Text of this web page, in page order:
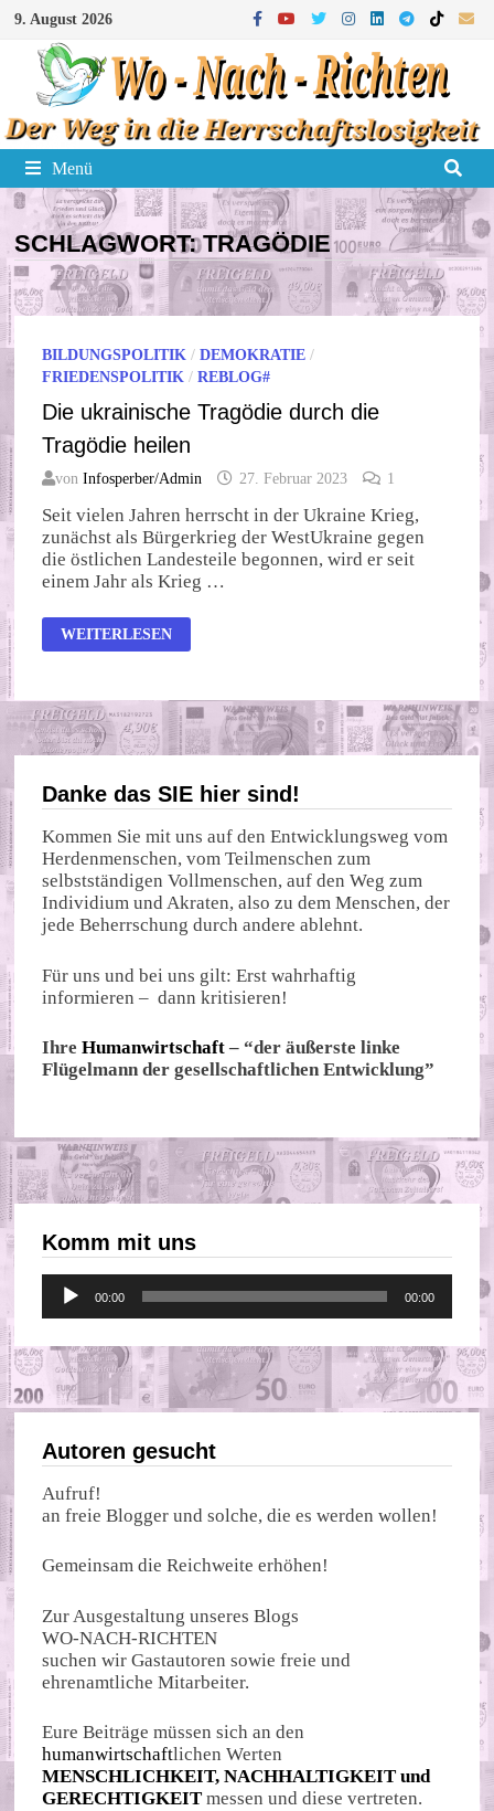
Zum
Inhalt
springen
9. August 2026
Menü
SCHLAGWORT:TRAGÖDIE
BILDUNGSPOLITIK /DEMOKRATIE /
FRIEDENSPOLITIK /REBLOG#
Die ukrainische Tragödie durch die
Tragödie heilen
vonInfosperber/Admin 27. Februar 2023 1
Seit vielen Jahren herrscht in der Ukraine Krieg,
zunächst als Bürgerkrieg der WestUkraine gegen
die östlichen Landesteile begonnen, wird er seit
einem Jahr als Krieg …
DIE
UKRAINISCHE
TRAGÖDIE
HEILEN
WEITERLESEN
Danke das SIE hier sind!
Kommen Sie mit uns auf den Entwicklungsweg vom
Herdenmenschen, vom Teilmenschen zum
selbstständigen Vollmenschen, auf den Weg zum
Individium und Akraten, also zu dem Menschen, der
jede Beherrschung durch andere ablehnt.
Für uns und bei uns gilt: Erst wahrhaftig
informieren – dann kritisieren!
IhreHumanwirtschaft – “der äußerste linke
Flügelmann der gesellschaftlichen Entwicklung”
Komm mit uns
Audio-
Player
00:00 00:00
Autoren gesucht
Aufruf!
an freie Blogger und solche, die es werden wollen!
Gemeinsam die Reichweite erhöhen!
Zur Ausgestaltung unseres Blogs
WO-NACH-RICHTEN
suchen wir Gastautoren sowie freie und
ehrenamtliche Mitarbeiter.
Eure Beiträge müssen sich an den
humanwirtschaftlichen Werten
MENSCHLICHKEIT, NACHHALTIGKEIT und
GERECHTIGKEIT messen und diese vertreten.